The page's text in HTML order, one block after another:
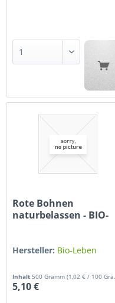
Rote Bohnen
naturbelassen - BIO-
Hersteller: Bio-Leben
Inhalt500 Gramm(1,02 € / 100 Gramm)
5,10 €